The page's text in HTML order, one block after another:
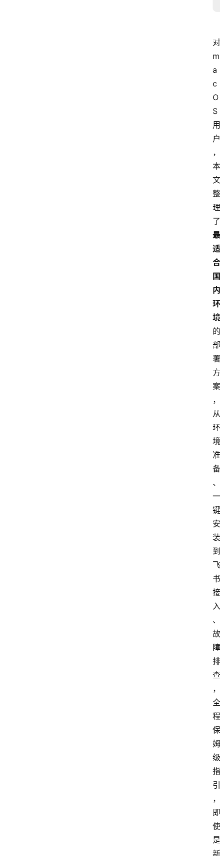
对
m
a
c
O
S
用
户
，
本
文
整
理
了
最
适
合
国
内
环
境
的
部
署
方
案
，
从
环
境
准
备
、
一
键
安
装
到
飞
书
接
入
、
故
障
排
查
，
全
程
保
姆
级
指
引
，
即
使
是
新